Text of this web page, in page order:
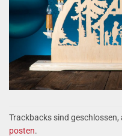
Trackbacks sind geschlossen,
posten.